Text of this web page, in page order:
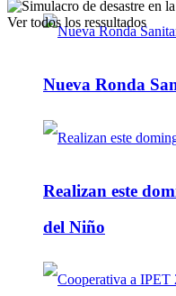
Nueva Ronda
Realizan este
del Niño
Ver todos los ressultados